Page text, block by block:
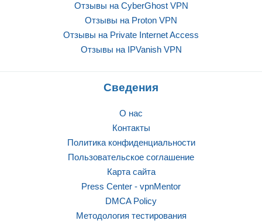
Отзывы на CyberGhost VPN
Отзывы на Proton VPN
Отзывы на Private Internet Access
Отзывы на IPVanish VPN
Сведения
О нас
Контакты
Политика конфиденциальности
Пользовательское соглашение
Карта сайта
Press Center - vpnMentor
DMCA Policy
Методология тестирования